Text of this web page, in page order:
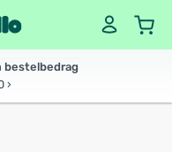
bestelbedrag
›